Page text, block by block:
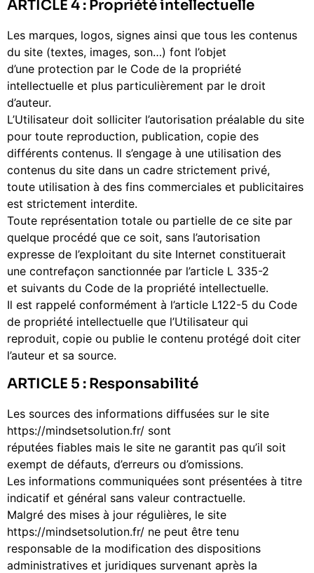
ARTICLE 4 : Propriété intellectuelle
Les marques, logos, signes ainsi que tous les contenus
du site (textes, images, son…) font l’objet
d’une protection par le Code de la propriété
intellectuelle et plus particulièrement par le droit
d’auteur.
L’Utilisateur doit solliciter l’autorisation préalable du site
pour toute reproduction, publication, copie des
différents contenus. Il s’engage à une utilisation des
contenus du site dans un cadre strictement privé,
toute utilisation à des fins commerciales et publicitaires
est strictement interdite.
Toute représentation totale ou partielle de ce site par
quelque procédé que ce soit, sans l’autorisation
expresse de l’exploitant du site Internet constituerait
une contrefaçon sanctionnée par l’article L 335-2
et suivants du Code de la propriété intellectuelle.
Il est rappelé conformément à l’article L122-5 du Code
de propriété intellectuelle que l’Utilisateur qui
reproduit, copie ou publie le contenu protégé doit citer
l’auteur et sa source.
ARTICLE 5 : Responsabilité
Les sources des informations diffusées sur le site
https://mindsetsolution.fr/ sont
réputées fiables mais le site ne garantit pas qu’il soit
exempt de défauts, d’erreurs ou d’omissions.
Les informations communiquées sont présentées à titre
indicatif et général sans valeur contractuelle.
Malgré des mises à jour régulières, le site
https://mindsetsolution.fr/ ne peut être tenu
responsable de la modification des dispositions
administratives et juridiques survenant après la